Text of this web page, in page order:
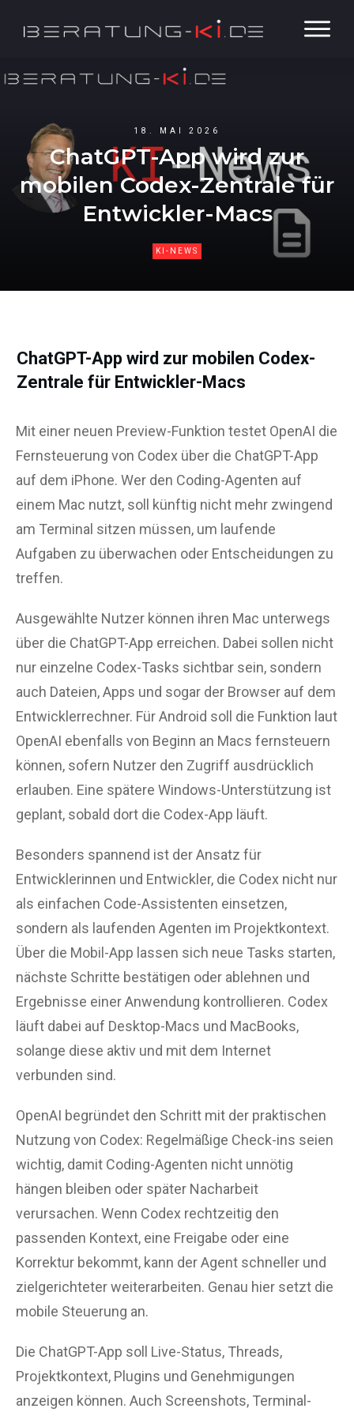
18. MAI 2026
ChatGPT-App wird zur
mobilen Codex-Zentrale für
Entwickler-Macs
KI-NEWS
ChatGPT-App wird zur mobilen Codex-
Zentrale für Entwickler-Macs
Mit einer neuen Preview-Funktion testet OpenAI die
Fernsteuerung von Codex über die ChatGPT-App
auf dem iPhone. Wer den Coding-Agenten auf
einem Mac nutzt, soll künftig nicht mehr zwingend
am Terminal sitzen müssen, um laufende
Aufgaben zu überwachen oder Entscheidungen zu
treffen.
Ausgewählte Nutzer können ihren Mac unterwegs
über die ChatGPT-App erreichen. Dabei sollen nicht
nur einzelne Codex-Tasks sichtbar sein, sondern
auch Dateien, Apps und sogar der Browser auf dem
Entwicklerrechner. Für Android soll die Funktion laut
OpenAI ebenfalls von Beginn an Macs fernsteuern
können, sofern Nutzer den Zugriff ausdrücklich
erlauben. Eine spätere Windows-Unterstützung ist
geplant, sobald dort die Codex-App läuft.
Besonders spannend ist der Ansatz für
Entwicklerinnen und Entwickler, die Codex nicht nur
als einfachen Code-Assistenten einsetzen,
sondern als laufenden Agenten im Projektkontext.
Über die Mobil-App lassen sich neue Tasks starten,
nächste Schritte bestätigen oder ablehnen und
Ergebnisse einer Anwendung kontrollieren. Codex
läuft dabei auf Desktop-Macs und MacBooks,
solange diese aktiv und mit dem Internet
verbunden sind.
OpenAI begründet den Schritt mit der praktischen
Nutzung von Codex: Regelmäßige Check-ins seien
wichtig, damit Coding-Agenten nicht unnötig
hängen bleiben oder später Nacharbeit
verursachen. Wenn Codex rechtzeitig den
passenden Kontext, eine Freigabe oder eine
Korrektur bekommt, kann der Agent schneller und
zielgerichteter weiterarbeiten. Genau hier setzt die
mobile Steuerung an.
Die ChatGPT-App soll Live-Status, Threads,
Projektkontext, Plugins und Genehmigungen
anzeigen können. Auch Screenshots, Terminal-